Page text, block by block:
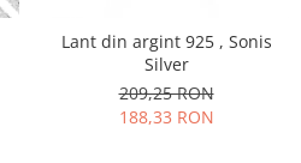
Lant din argint 925 , Sonis
Silver
209,25 RON
188,33 RON